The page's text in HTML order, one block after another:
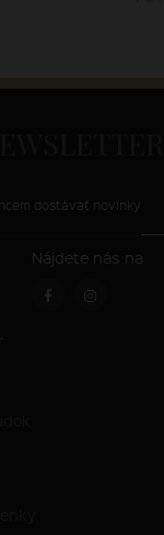
dostávať novinky
Nájdete nás na